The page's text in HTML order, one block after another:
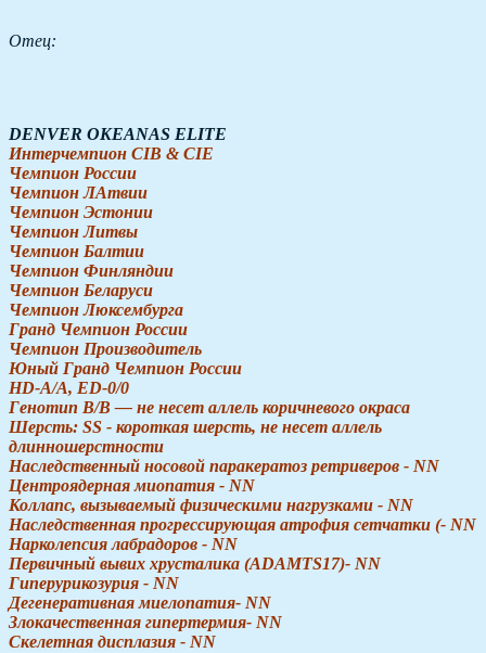
Отец:
DENVER OKEANAS ELITE
Интерчемпион CIB & CIE
Чемпион России
Чемпион ЛАтвии
Чемпион Эстонии
Чемпион Литвы
Чемпион Балтии
Чемпион Финляндии
Чемпион Беларуси
Чемпион Люксембурга
Гранд Чемпион России
Чемпион Производитель
Юный Гранд Чемпион России
HD-A/A, ED-0/0
Генотип B/B — не несет аллель коричневого окраса
Шерсть: SS - короткая шерсть, не несет аллель
длинношерстности
Наследственный носовой паракератоз ретриверов - NN
Центроядерная миопатия - NN
Коллапс, вызываемый физическими нагрузками - NN
Наследственная прогрессирующая атрофия сетчатки (- NN
Нарколепсия лабрадоров - NN
Первичный вывих хрусталика (ADAMTS17)- NN
Гиперурикозурия - NN
Дегенеративная миелопатия- NN
Злокачественная гипертермия- NN
Скелетная дисплазия - NN